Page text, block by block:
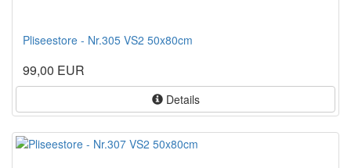
Pliseestore - Nr.305 VS2 50x80cm
99,00 EUR
Details